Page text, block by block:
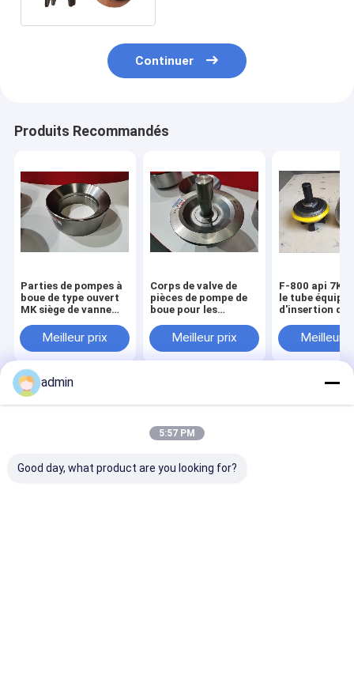
Continuer
Produits Recommandés
Parties de pompes à
boue de type ouvert
MK siège de vanne
forage de champs
pétrolifères
Meilleur prix
Corps de valve de
pièces de pompe de
boue pour les
forage de gisement
de pétrole MK-RN7-
Meilleur prix
F-800 api 7K
le tube équipé
d'insertion
Pump Parts
Meilleur
nous
nous
Site
Plan du site
Privacy Policy
Rights Reserved.
admin
5:57 PM
Good day, what product are you looking for?